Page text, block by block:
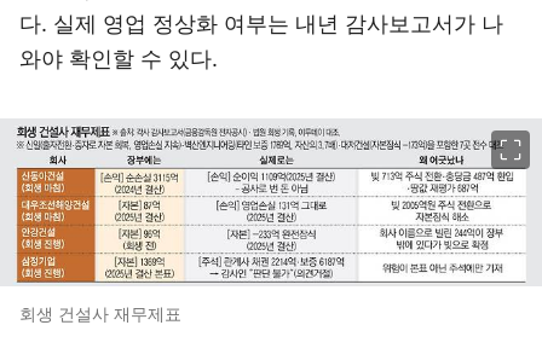
다. 실제 영업 정상화 여부는 내년 감사보고서가 나
와야 확인할 수 있다.
회생 건설사 재무제표